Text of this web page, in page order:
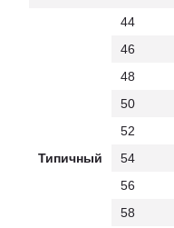
Типичный
44
46
48
50
52
54
56
58